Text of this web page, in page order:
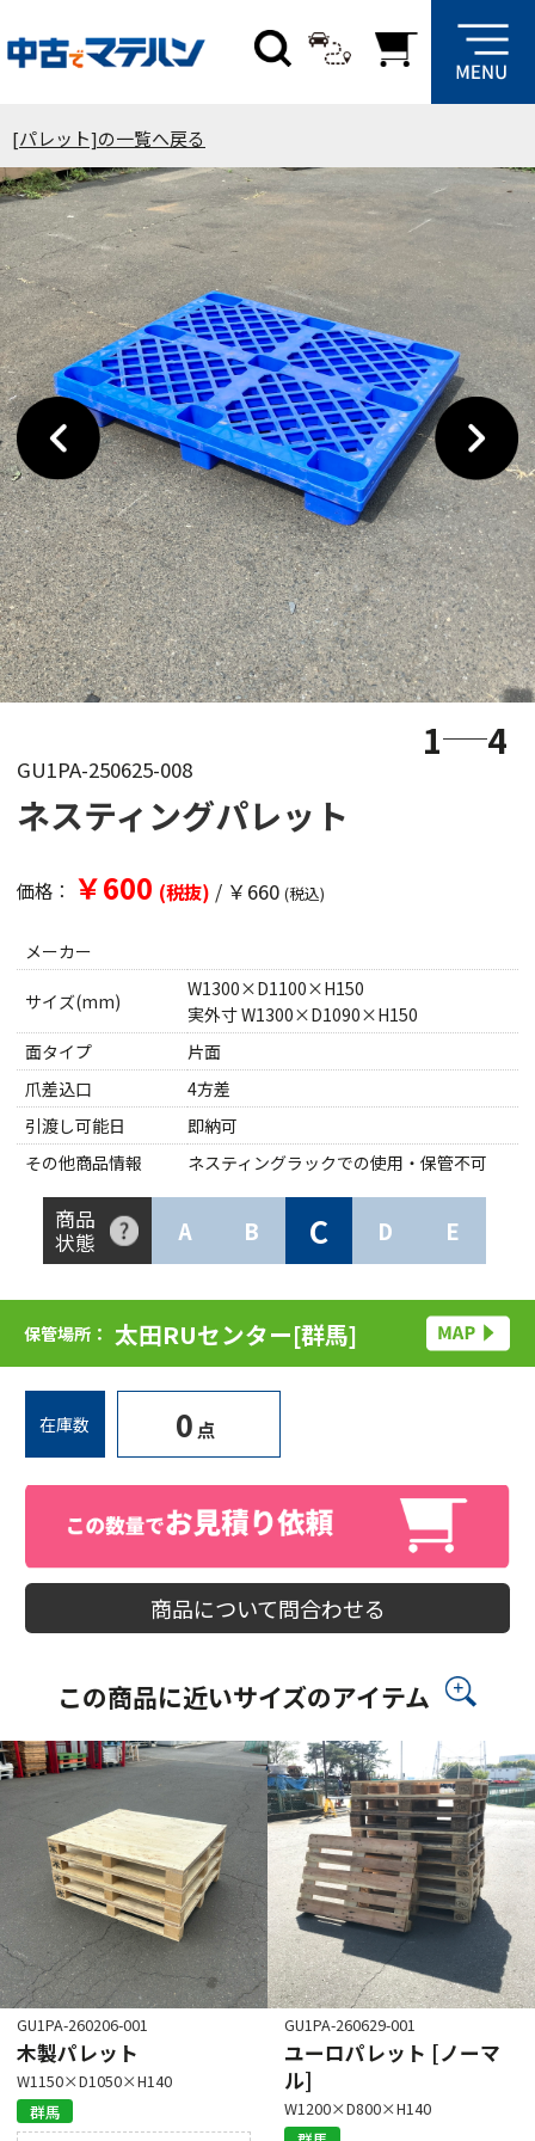
[パレット]の一覧へ戻る
1 4
GU1PA-250625-008
ネスティングパレット
価格： ￥600 (税抜) / ￥660 (税込)
メーカー
サイズ(mm)
W1300×D1100×H150
実外寸 W1300×D1090×H150
面タイプ
片面
爪差込口
4方差
引渡し可能日
即納可
その他商品情報
ネスティングラックでの使用・保管不可
商品
状態
A B C D E
保管場所： 太田RUセンター[群馬]
在庫数 0 点
商品について問合わせる
この商品に近いサイズのアイテム
GU1PA-260206-001
木製パレット
W1150×D1050×H140
群馬
GU1PA-260629-001
ユーロパレット [ノーマ
ル]
W1200×D800×H140